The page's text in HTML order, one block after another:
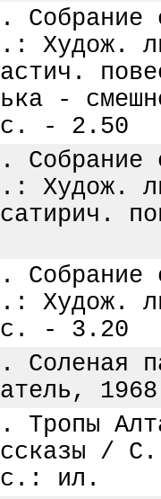
Худож.
-
- 2.50
Худож.
Худож.
- 3.20
Соленая
Тропы
/
ил.